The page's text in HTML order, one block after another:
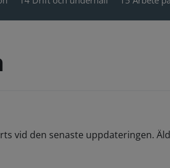
vid den senaste uppdateringen.